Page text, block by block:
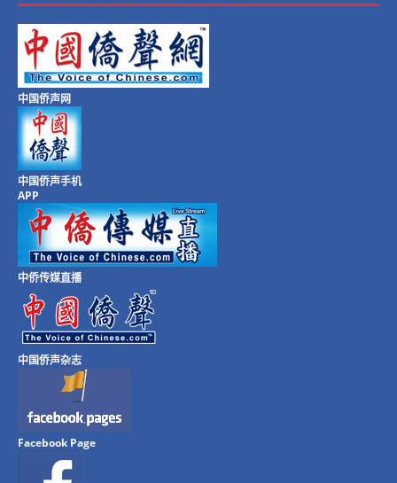
中国侨声网
中国侨声手机
APP
中侨传媒直播
中国侨声杂志
Facebook Page